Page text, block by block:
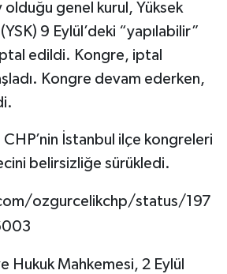
olduğu genel kurul, Yüksek
9 Eylül’deki “yapılabilir”
edildi. Kongre, iptal
Kongre devam ederken,
İstanbul ilçe kongreleri
belirsizliğe sürükledi.
ozgurcelikchp/status/197
Hukuk Mahkemesi, 2 Eylül